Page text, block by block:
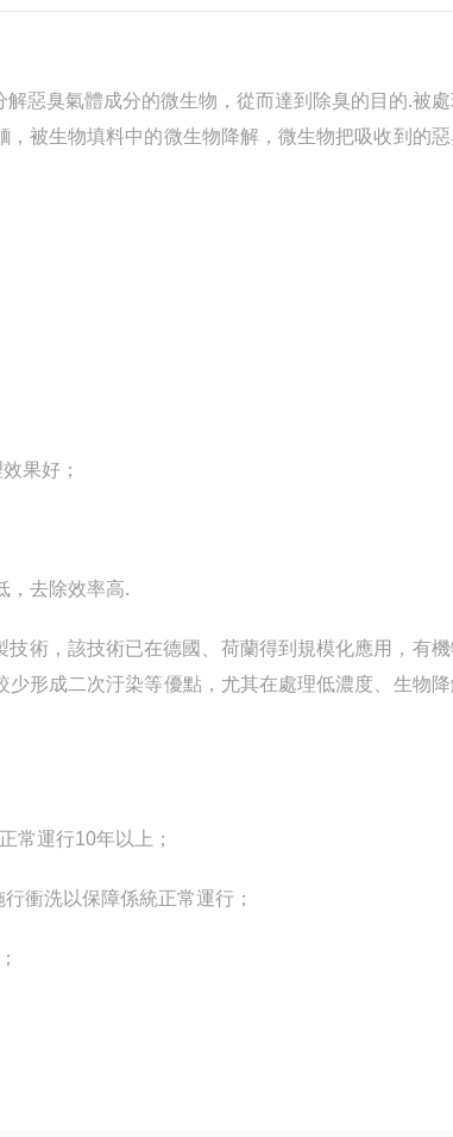
臭氣體成分的微生物，從而達到除臭的目的.被
被生物填料中的微生物降解，微生物把吸收到的
果好；
去除效率高.
術，該技術已在德國、荷蘭得到規模化應用，有
形成二次汙染等優點，尤其在處理低濃度、生物
運行10年以上；
衝洗以保障係統正常運行；